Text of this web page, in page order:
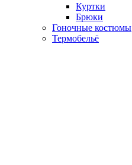
Куртки
Брюки
Гоночные костюмы
Термобельё